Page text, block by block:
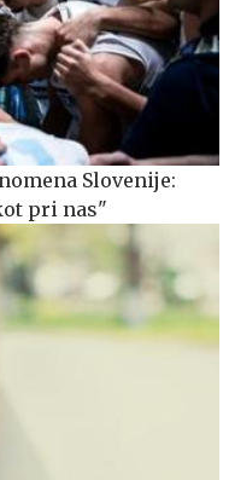
Slovenije:
pri nas"